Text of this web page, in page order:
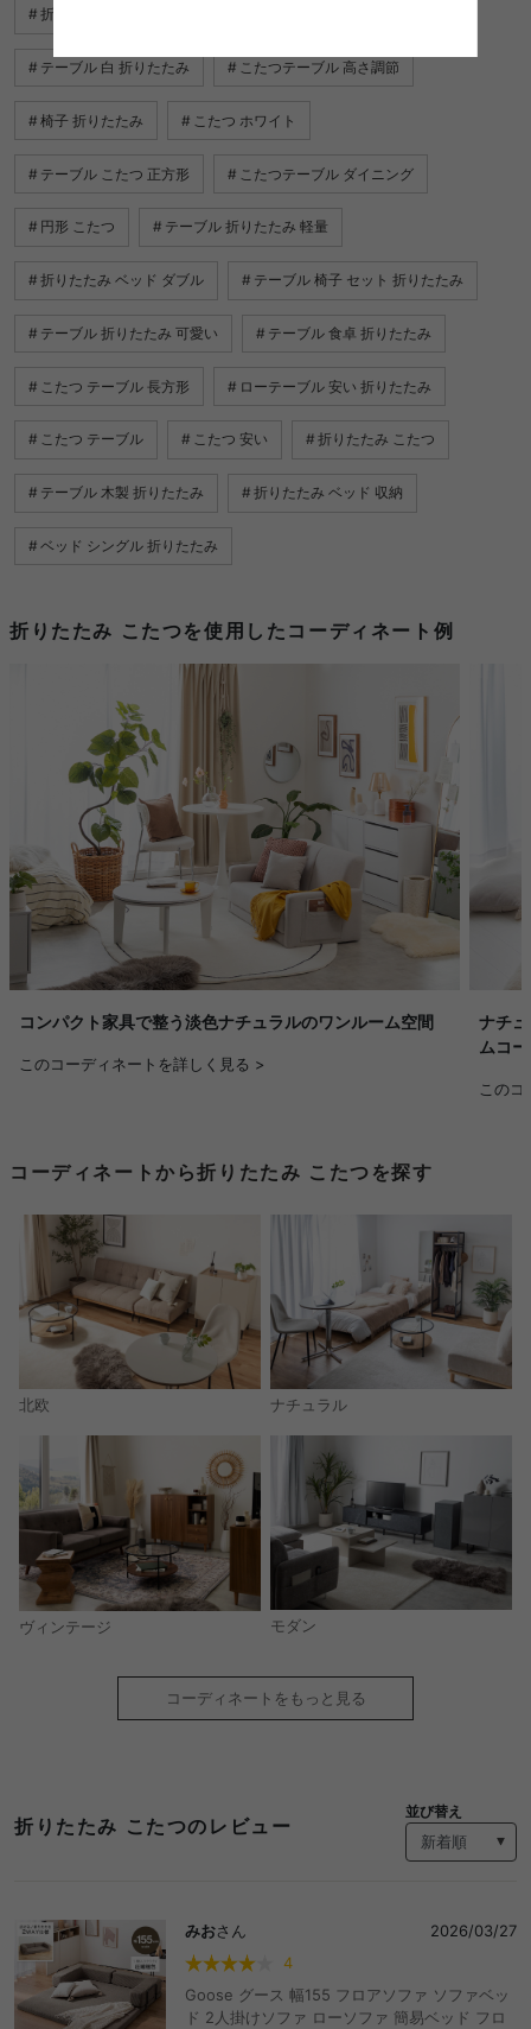
折りたたみ テーブル
テーブル 白 折りたたみ こたつテーブル 高さ調節
椅子 折りたたみ こたつ ホワイト
テーブル こたつ 正方形 こたつテーブル ダイニング
円形 こたつ テーブル 折りたたみ 軽量
折りたたみ ベッド ダブル テーブル 椅子 セット 折りたたみ
テーブル 折りたたみ 可愛い テーブル 食卓 折りたたみ
こたつ テーブル 長方形 ローテーブル 安い 折りたたみ
こたつ テーブル こたつ 安い 折りたたみ こたつ
テーブル 木製 折りたたみ 折りたたみ ベッド 収納
ベッド シングル 折りたたみ
折りたたみ こたつを使用したコーディネート例
コンパクト家具で整う淡色ナチュラルのワンルーム空間
このコーディネートを詳しく見る >
ナチ
ムコ
この
コーディネートから折りたたみ こたつを探す
北欧 ナチュラル
ヴィンテージ モダン
コーディネートをもっと見る
折りたたみ こたつのレビュー
並び替え
みおさん
2026/03/27
4
Goose グース 幅155 フロアソファ ソファベッ
ド 2人掛けソファ ローソファ 簡易ベッド フロ